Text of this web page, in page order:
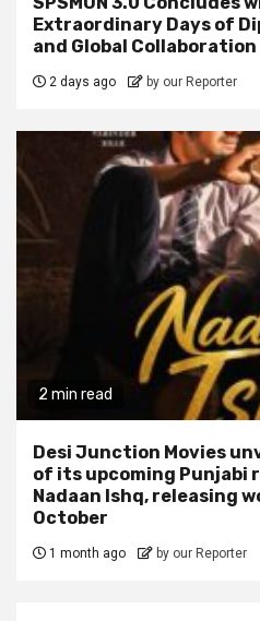
Extraordinary Days of
and Global Collaboration
2 days ago by our Reporter
2 min read
Desi Junction Movies
of its upcoming
Nadaan Ishq, releasing
October
1 month ago by our Reporter